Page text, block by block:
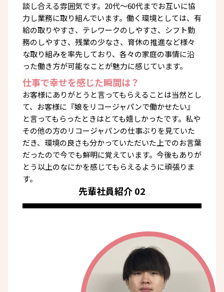
談し合える雰囲気です。20代～60代までお互いに協
力し業務に取り組んでいます。働く環境としては、有
給の取りやすさ、テレワークのしやすさ、シフト勤
務のしやすさ、残業の少なさ、育休の推進など様々
な取り組みを率先しており、各々の家庭の事情に沿
った働き方が可能なことが魅力に感じています。
仕事で幸せを感じた瞬間は？
お客様にありがとうと言ってもらえることは当然とし
て、お客様に『娘をリコージャパンで働かせたい』
と言ってもらったときはとても嬉しかったです。私や
その他の方のリコージャパンの仕事ぶりを見ていた
だき、環境の良さも分かっていただいた上でのお言葉
だったので今でも鮮明に覚えています。今後もありが
とう以上のなにかを感じてもらえるように頑張りま
す。
先輩社員紹介 02